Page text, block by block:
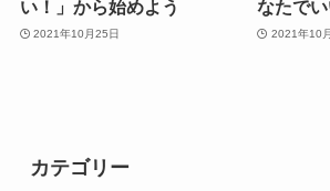
い！」から始めよう
2021年10月25日
なたで
2021年10
カテゴリー